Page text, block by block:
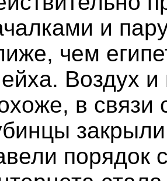
и
чем
Воздух и
в связи
порядок